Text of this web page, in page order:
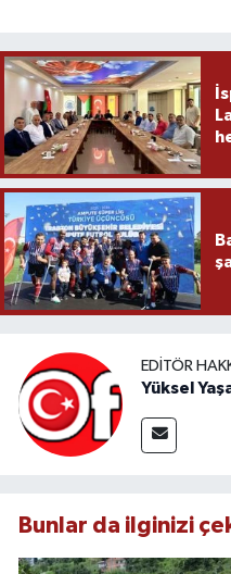
EDITÖR
Yüksel
Bunlar da ilginizi